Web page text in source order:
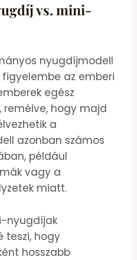
vs. mini-
nyugdíjmodell
az emberi
egész
remélve, hogy majd
a
azonban számos
például
vagy a
miatt.
nyugdíjak
teszi, hogy
hosszabb